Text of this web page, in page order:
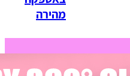
מהירה